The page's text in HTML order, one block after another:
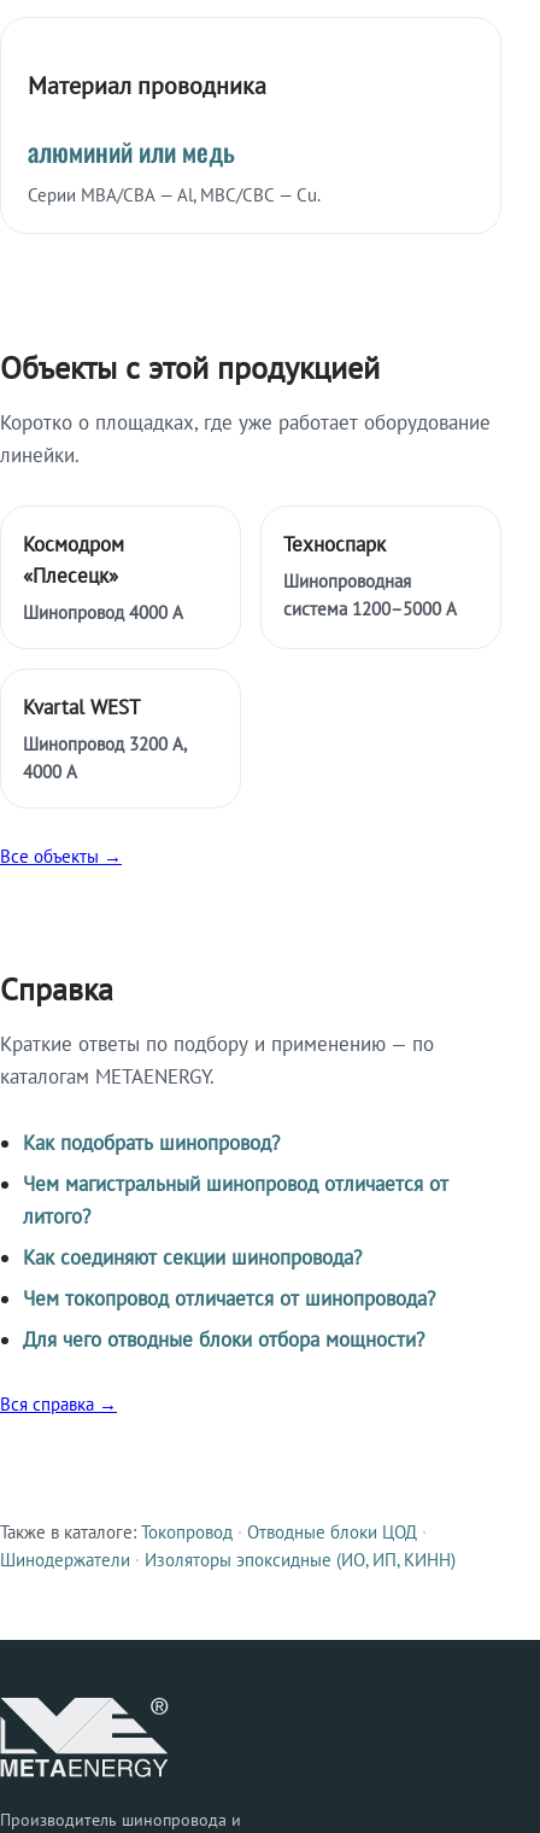
Материал проводника
алюминий или медь
Серии МВА/СВА — Al, МВС/СВС — Cu.
Объекты с этой продукцией
Коротко о площадках, где уже работает оборудование
линейки.
Космодром
«Плесецк»
Шинопровод 4000 А
Техноспарк
Шинопроводная
система 1200–5000 А
Kvartal WEST
Шинопровод 3200 А,
4000 А
Все объекты →
Справка
Краткие ответы по подбору и применению — по
каталогам METAENERGY.
Как подобрать шинопровод?
Чем магистральный шинопровод отличается от
литого?
Как соединяют секции шинопровода?
Чем токопровод отличается от шинопровода?
Для чего отводные блоки отбора мощности?
Вся справка →
Смежные продукты
Также в каталоге: Токопровод · Отводные блоки ЦОД ·
Шинодержатели · Изоляторы эпоксидные (ИО, ИП, КИНН)
Производитель шинопровода и